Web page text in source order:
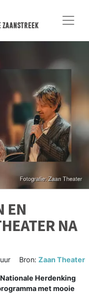
zaanstreek
EN
NA
Bron: Zaan Theater
Herdenking
met mooie